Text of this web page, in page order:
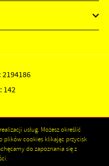
142
usług. Możesz określić
plików cookies klikając przycisk
do zapoznania się z